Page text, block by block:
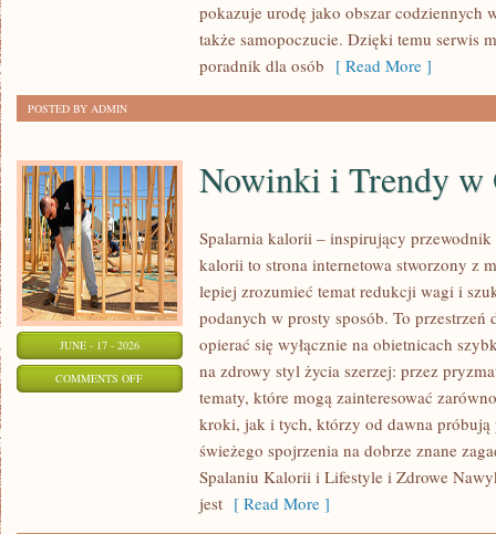
pokazuje urodę jako obszar codziennych
także samopoczucie. Dzięki temu serwis
poradnik dla osób [ Read More ]
POSTED BY ADMIN
JUNE - 17 - 2026
COMMENTS OFFON
ODCHUDZANIU
Nowinki i Trendy w
Spalarnia kalorii – inspirujący
kalorii to strona internetowa stworzony z
lepiej zrozumieć temat redukcji wagi i
podanych w prosty sposób. To
opierać się wyłącznie na obietnicach
na zdrowy styl życia szerzej: przez
tematy, które mogą zainteresować
kroki, jak i tych, którzy od dawna
świeżego spojrzenia na dobrze znane
Spalaniu Kalorii i Lifestyle i Zdrowe
jest [ Read More ]